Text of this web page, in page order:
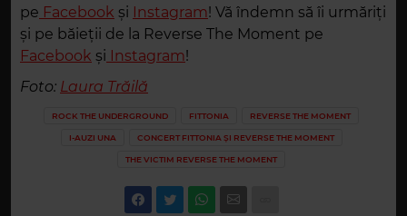
pe Facebook și Instagram! Vă îndemn să îi urmăriți
și pe băieții de la Reverse The Moment pe
Facebook și Instagram!
Foto: Laura Trăilă
ROCK THE UNDERGROUND FITTONIA REVERSE THE MOMENT
I-AUZI UNA CONCERT FITTONIA ȘI REVERSE THE MOMENT
THE VICTIM REVERSE THE MOMENT